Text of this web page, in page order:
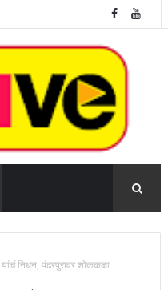
निधन, पंढरपुरावर शोककळा